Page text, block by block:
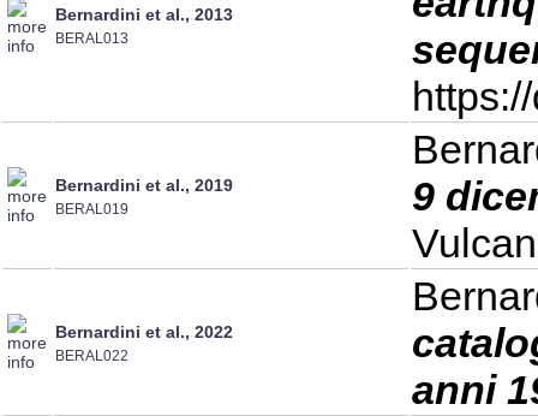
Bernardini et al., 2013
BERAL013
Bernardini et al., 2019
BERAL019
9
Bernardini et al., 2022
BERAL022
anni